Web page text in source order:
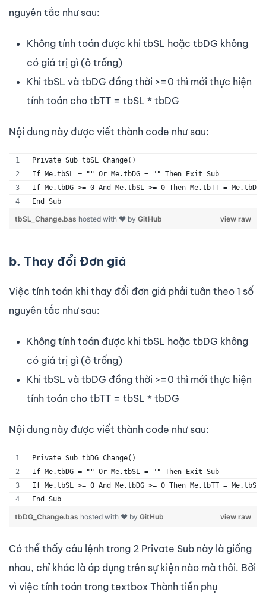
nguyên tắc như sau:
Không tính toán được khi tbSL hoặc tbDG không
có giá trị gì (ô trống)
Khi tbSL và tbDG đồng thời >=0 thì mới thực hiện
tính toán cho tbTT = tbSL * tbDG
Nội dung này được viết thành code như sau:
Private Sub tbSL_Change()
If Me.tbSL = "" Or Me.tbDG = "" Then Exit Sub
If Me.tbDG >= 0 And Me.tbSL >= 0 Then Me.tbTT = Me.tbDG
End Sub
view raw
tbSL_Change.bas hosted with ❤ by GitHub
b. Thay đổi Đơn giá
Việc tính toán khi thay đổi đơn giá phải tuân theo 1 số
nguyên tắc như sau:
Không tính toán được khi tbSL hoặc tbDG không
có giá trị gì (ô trống)
Khi tbSL và tbDG đồng thời >=0 thì mới thực hiện
tính toán cho tbTT = tbSL * tbDG
Nội dung này được viết thành code như sau:
Private Sub tbDG_Change()
If Me.tbDG = "" Or Me.tbSL = "" Then Exit Sub
If Me.tbSL >= 0 And Me.tbDG >= 0 Then Me.tbTT = Me.tbSL
End Sub
view raw
tbDG_Change.bas hosted with ❤ by GitHub
Có thể thấy câu lệnh trong 2 Private Sub này là giống
nhau, chỉ khác là áp dụng trên sự kiện nào mà thôi. Bởi
vì việc tính toán trong textbox Thành tiền phụ